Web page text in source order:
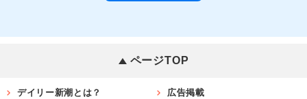
ページTOP
デイリー新潮とは？ 広告掲載